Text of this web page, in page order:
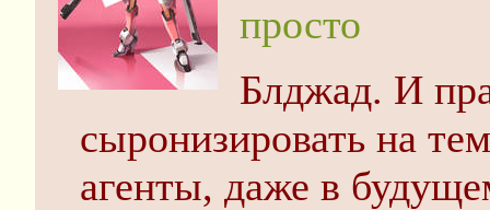
просто
Блджад. И
сыронизировать на
агенты, даже в